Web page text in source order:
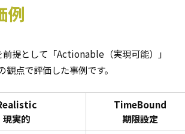
例
提として「Actionable（実現可能）」
点で評価した事例です。
現実的
TimeBound
期限設定